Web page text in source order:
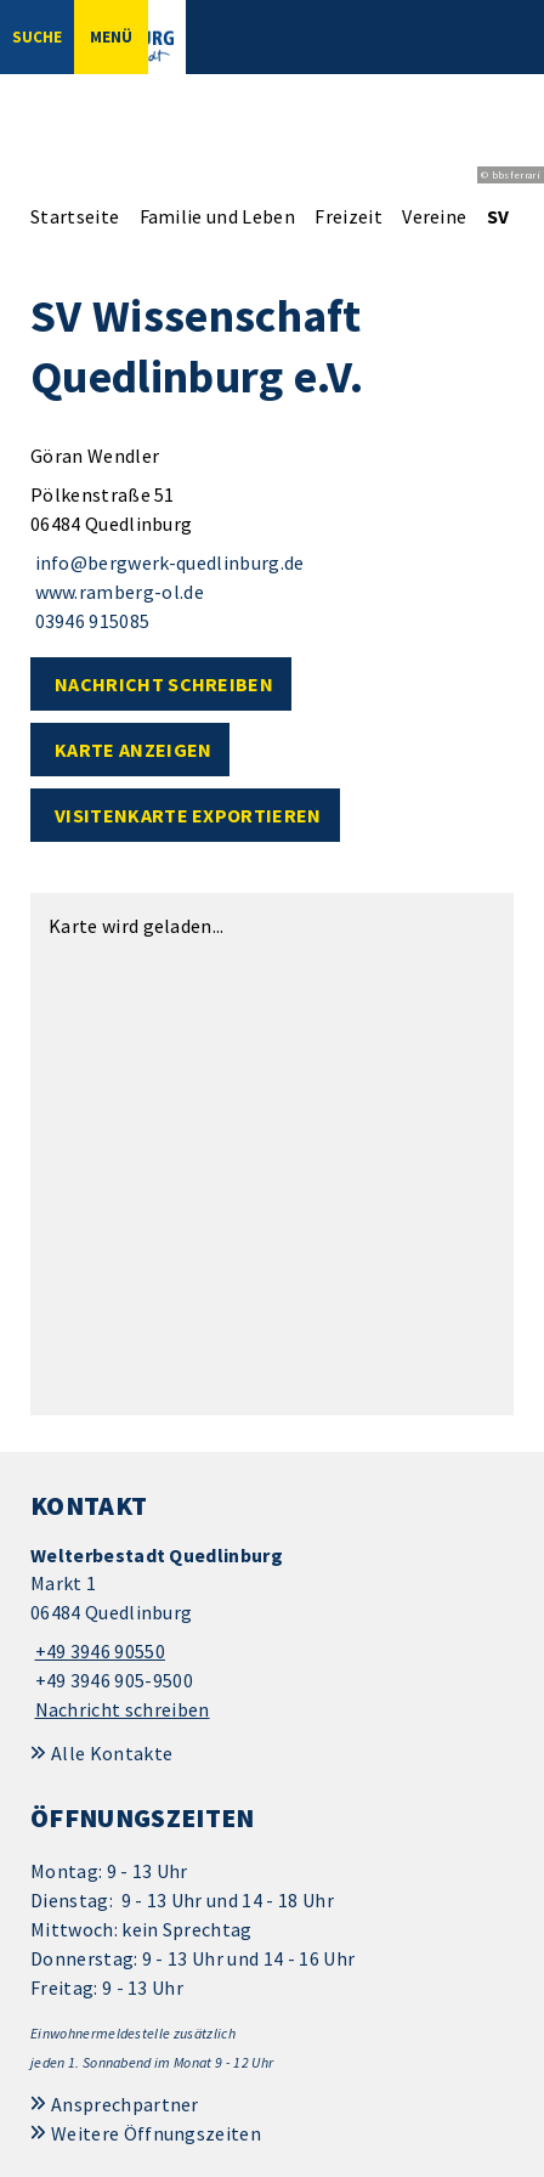
SUCHE MENÜ
© bbsferrari
Startseite Familie und Leben Freizeit Vereine SV
SV Wissenschaft
Quedlinburg e.V.
Göran Wendler
Pölkenstraße 51
06484 Quedlinburg
info@bergwerk-quedlinburg.de
www.ramberg-ol.de
03946 915085
NACHRICHT SCHREIBEN
KARTE ANZEIGEN
VISITENKARTE EXPORTIEREN
Karte wird geladen...
KONTAKT
Welterbestadt Quedlinburg
Markt 1
06484 Quedlinburg
+49 3946 90550
+49 3946 905-9500
Nachricht schreiben
Alle Kontakte
ÖFFNUNGSZEITEN
Montag: 9 - 13 Uhr
Dienstag: 9 - 13 Uhr und 14 - 18 Uhr
Mittwoch: kein Sprechtag
Donnerstag: 9 - 13 Uhr und 14 - 16 Uhr
Freitag: 9 - 13 Uhr
Einwohnermeldestelle zusätzlich
jeden 1. Sonnabend im Monat 9 - 12 Uhr
Ansprechpartner
Weitere Öffnungszeiten